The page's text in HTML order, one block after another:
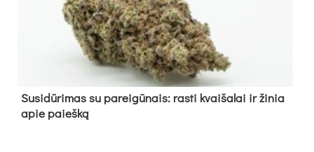
Su­si­dū­ri­mas su pa­rei­gū­nais: ras­ti kvai­ša­lai ir ži­nia
apie paieš­ką